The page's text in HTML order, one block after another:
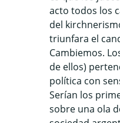
acto todos los
del
triunfara el
Cambiemos.
de ellos)
política con
Serían los
sobre una ola